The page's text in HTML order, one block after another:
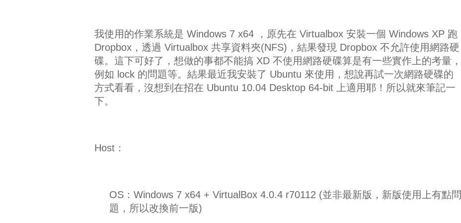
我使用的作業系統是 Windows 7 x64 ，原先在 Virtualbox 安裝一個 Windows XP 跑
Dropbox，透過 Virtualbox 共享資料夾(NFS)，結果發現 Dropbox 不允許使用網路硬
碟。這下可好了，想做的事都不能搞 XD 不使用網路硬碟算是有一些實作上的考量，
例如 lock 的問題等。結果最近我安裝了 Ubuntu 來使用，想說再試一次網路硬碟的
方式看看，沒想到在招在 Ubuntu 10.04 Desktop 64-bit 上適用耶！所以就來筆記一
下。
Host：
OS：Windows 7 x64 + VirtualBox 4.0.4 r70112 (並非最新版，新版使用上有點問
題，所以改換前一版)